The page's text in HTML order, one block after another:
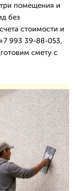
помещения и
без
стоимости и
993 39-88-053,
смету с